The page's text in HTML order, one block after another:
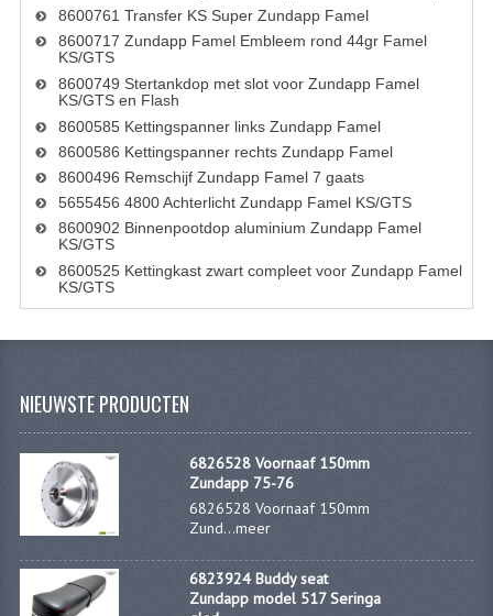
MAGURA BLOKHANDELS
STUREN
TELLER ONDERDELEN
TELLERS COMPLEET
ACHTERLICHTEN
KABELBOMEN
KOPLAMPEN
RICHTINGAANWIJZERS
8600761 Transfer KS Super Zundapp Famel
8600717 Zundapp Famel Embleem rond 44gr Famel
KS/GTS
8600749 Stertankdop met slot voor Zundapp Famel
KS/GTS en Flash
8600585 Kettingspanner links Zundapp Famel
8600586 Kettingspanner rechts Zundapp Famel
8600496 Remschijf Zundapp Famel 7 gaats
5655456 4800 Achterlicht Zundapp Famel KS/GTS
8600902 Binnenpootdop aluminium Zundapp Famel
KS/GTS
8600525 Kettingkast zwart compleet voor Zundapp Famel
KS/GTS
NIEUWSTE PRODUCTEN
6826528 Voornaaf 150mm
Zundapp 75-76
6826528 Voornaaf 150mm
Zund...meer
6823924 Buddy seat
Zundapp model 517 Seringa